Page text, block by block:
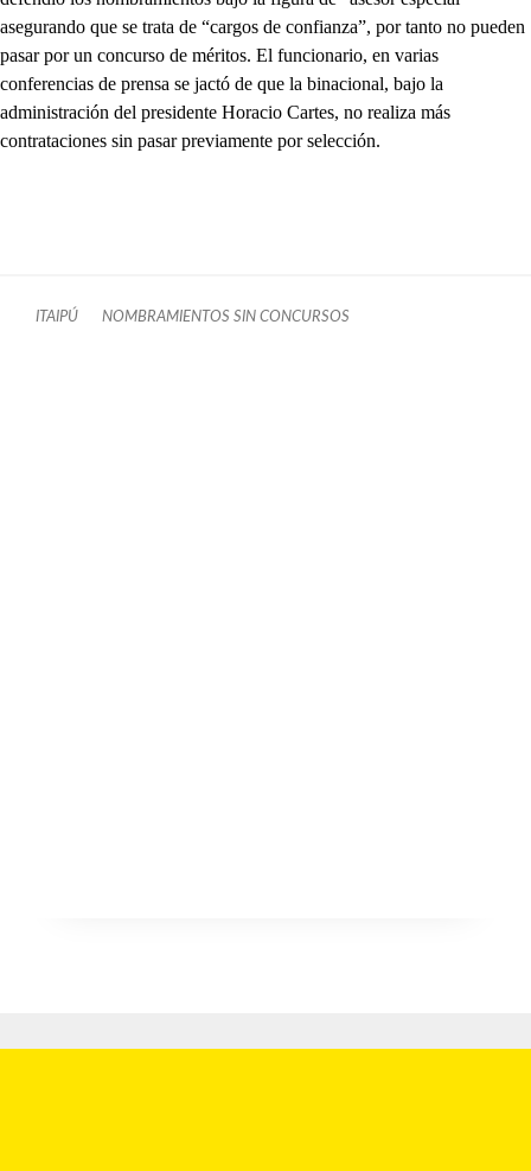
asegurando que se trata de “cargos de confianza”, por tanto no pueden
pasar por un concurso de méritos. El funcionario, en varias
conferencias de prensa se jactó de que la binacional, bajo la
administración del presidente Horacio Cartes, no realiza más
contrataciones sin pasar previamente por selección.
ITAIPÚ NOMBRAMIENTOS SIN CONCURSOS